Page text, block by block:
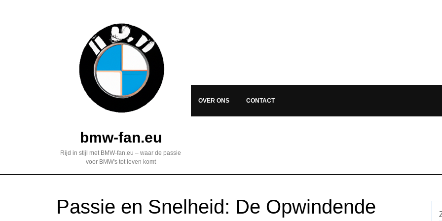
bmw-fan.eu
Rijd in stijl met BMW-fan.eu – waar de passie
voor BMW's tot leven komt
OVER ONS CONTACT
Passie en Snelheid: De Opwindende